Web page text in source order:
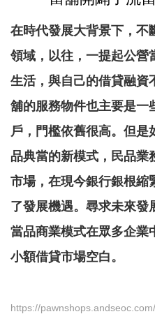
在時代發展大背景下，不
領域，以往，一提起公營
生活，與自己的借貸融資
舖的服務物件也主要是一
戶，門檻依舊很高。但是
品典當的新模式，民品業
市場，在現今銀行銀根縮
了發展機遇。尋求未來發
當品商業模式在眾多企業
小額借貸市場空白。
https://